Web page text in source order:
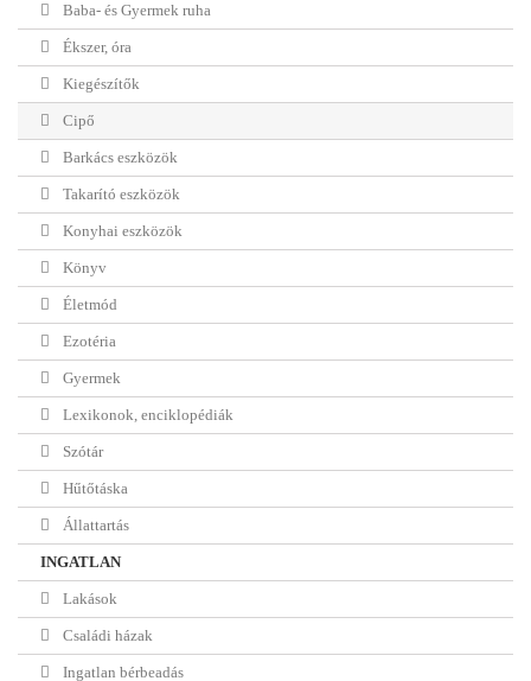
Baba- és Gyermek ruha
Ékszer, óra
Kiegészítők
Cipő
Barkács eszközök
Takarító eszközök
Konyhai eszközök
Könyv
Életmód
Ezotéria
Gyermek
Lexikonok, enciklopédiák
Szótár
Hűtőtáska
Állattartás
INGATLAN
Lakások
Családi házak
Ingatlan bérbeadás